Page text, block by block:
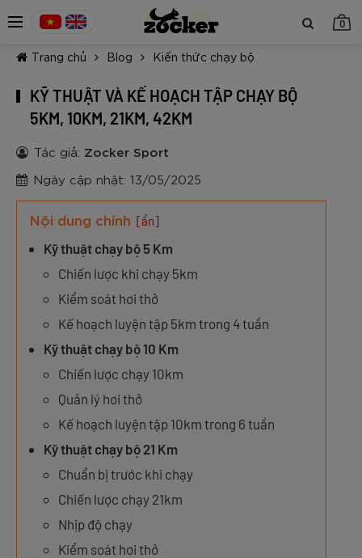
0
Trang chủ Blog Kiến thức chạy bộ
KỸ THUẬT VÀ KẾ HOẠCH TẬP CHẠY BỘ
5KM, 10KM, 21KM, 42KM
Tác giả: Zocker Sport
Ngày cập nhật: 13/05/2025
Nội dung chính [ẩn]
Kỹ thuật chạy bộ 5 Km
Chiến lược khi chạy 5km
Kiểm soát hơi thở
Kế hoạch luyện tập 5km trong 4 tuần
Kỹ thuật chạy bộ 10 Km
Chiến lược chạy 10km
Quản lý hơi thở
Kế hoạch luyện tập 10km trong 6 tuần
Kỹ thuật chạy bộ 21 Km
Chuẩn bị trước khi chạy
Chiến lược chạy 21km
Nhịp độ chạy
Kiểm soát hơi thở